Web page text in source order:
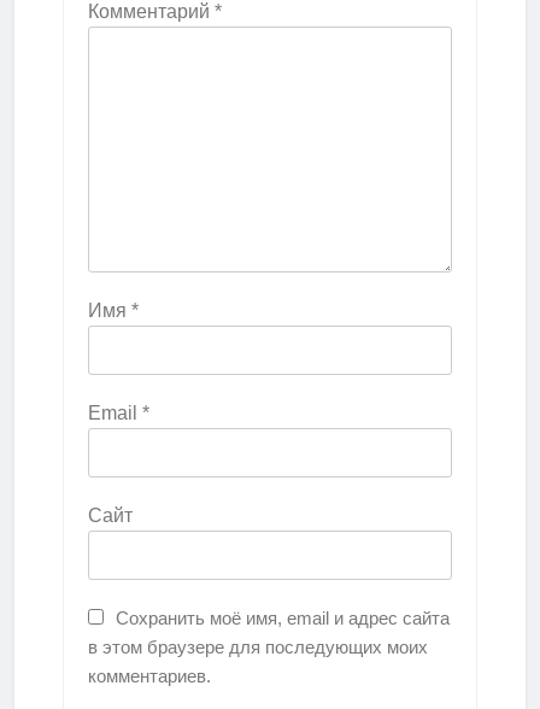
Комментарий *
Имя *
Email *
Сайт
Сохранить моё имя, email и адрес сайта
в этом браузере для последующих моих
комментариев.